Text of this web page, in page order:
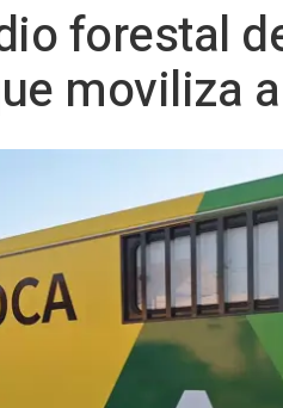
forestal
moviliza